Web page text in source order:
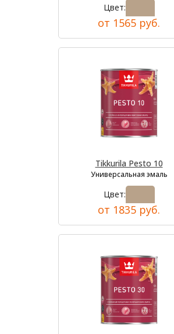
Цвет:
от 1565 руб.
Tikkurila Pesto 10
Универсальная эмаль
Цвет:
от 1835 руб.